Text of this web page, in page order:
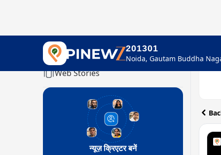
201301
Home
Web Stories
न्यूज़ क्रिएटर बनें